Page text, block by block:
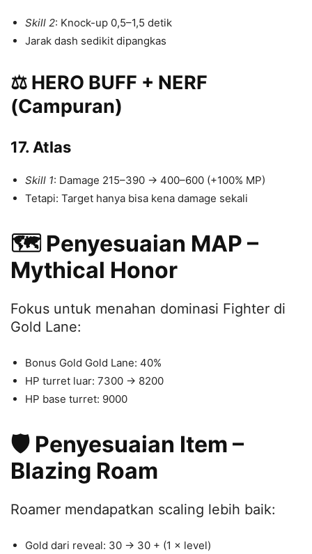
Skill 2: Knock-up 0,5–1,5 detik
Jarak dash sedikit dipangkas
⚖️ HERO BUFF + NERF
(Campuran)
17. Atlas
Skill 1: Damage 215–390 → 400–600 (+100% MP)
Tetapi: Target hanya bisa kena damage sekali
🗺️ Penyesuaian MAP –
Mythical Honor
Fokus untuk menahan dominasi Fighter di
Gold Lane:
Bonus Gold Gold Lane: 40%
HP turret luar: 7300 → 8200
HP base turret: 9000
🛡️ Penyesuaian Item –
Blazing Roam
Roamer mendapatkan scaling lebih baik:
Gold dari reveal: 30 → 30 + (1 × level)